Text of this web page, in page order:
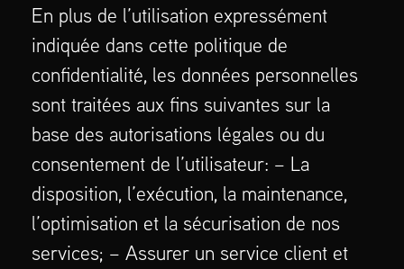
En plus de l’utilisation expressément
indiquée dans cette politique de
confidentialité, les données personnelles
sont traitées aux fins suivantes sur la
base des autorisations légales ou du
consentement de l’utilisateur: – La
disposition, l’exécution, la maintenance,
l’optimisation et la sécurisation de nos
services; – Assurer un service client et